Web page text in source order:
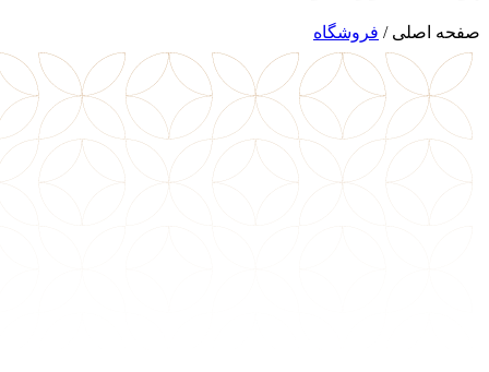
صفحه اصلی / فروشگاه